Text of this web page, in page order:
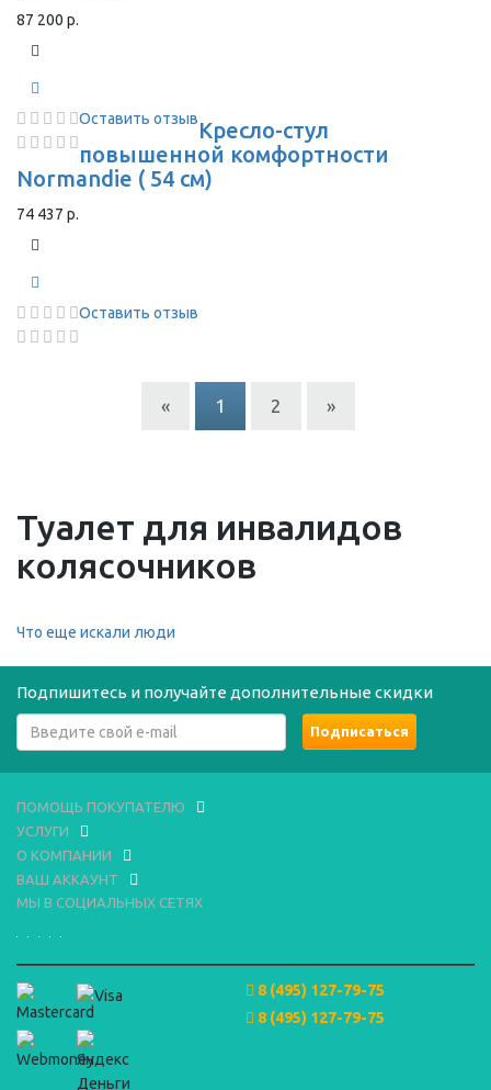
87 200 р.
Оставить отзывКресло-стул
повышенной комфортности
Normandie ( 54 см)
74 437 р.
Оставить отзыв
« 1 2 »
Туалет для инвалидов
колясочников
Что еще искали люди
Подпишитесь и получайте дополнительные скидки
ПОМОЩЬ ПОКУПАТЕЛЮ
УСЛУГИ
О КОМПАНИИ
ВАШ АККАУНТ
МЫ В СОЦИАЛЬНЫХ СЕТЯХ
8 (495) 127-79-75
8 (495) 127-79-75